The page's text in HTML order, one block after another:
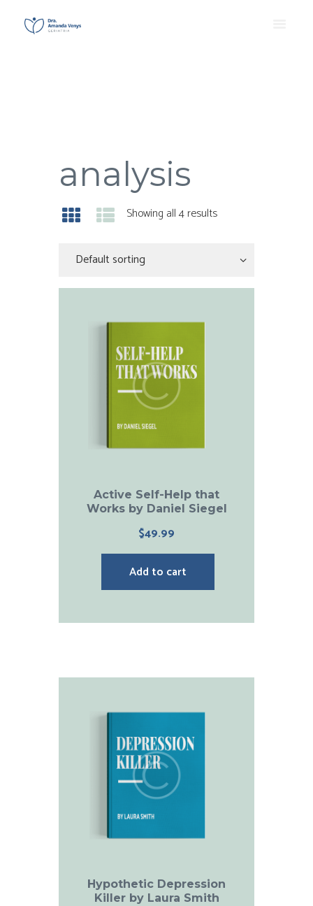
analysis
Showing all 4 results
Active Self-Help that
Works by Daniel Siegel
$49.99
Add to cart
Hypothetic Depression
Killer by Laura Smith